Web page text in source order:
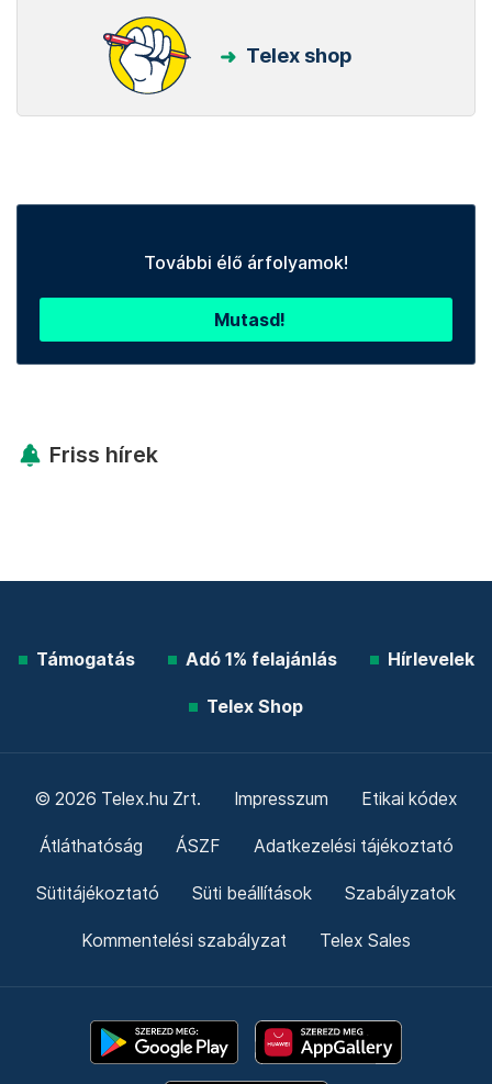
Telex shop
További élő árfolyamok!
Mutasd!
Friss hírek
Támogatás Adó 1% felajánlás Hírlevelek
Telex Shop
© 2026 Telex.hu Zrt. Impresszum Etikai kódex
Átláthatóság ÁSZF Adatkezelési tájékoztató
Sütitájékoztató Süti beállítások Szabályzatok
Kommentelési szabályzat Telex Sales